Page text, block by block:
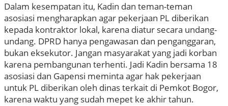
Dalam kesempatan itu, Kadin dan teman-teman
asosiasi mengharapkan agar pekerjaan PL diberikan
kepada kontraktor lokal, karena diatur secara undang-
undang. DPRD hanya pengawasan dan penganggaran,
bukan eksekutor. Jangan masyarakat yang jadi korban
karena pembangunan terhenti. Jadi Kadin bersama 18
asosiasi dan Gapensi meminta agar hak pekerjaan
untuk PL diberikan oleh dinas terkait di Pemkot Bogor,
karena waktu yang sudah mepet ke akhir tahun.